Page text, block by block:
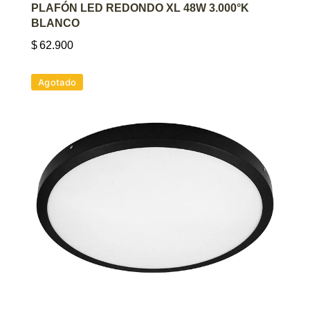
AGREGAR AL CARRITO
PLAFÓN LED REDONDO XL 48W 3.000°K
BLANCO
$62.900
Agotado